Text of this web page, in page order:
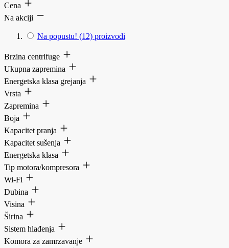
Cena
Na akciji
Na popustu! (12) proizvodi
Brzina centrifuge
Ukupna zapremina
Energetska klasa grejanja
Vrsta
Zapremina
Boja
Kapacitet pranja
Kapacitet sušenja
Energetska klasa
Tip motora/kompresora
Wi-Fi
Dubina
Visina
Širina
Sistem hlađenja
Komora za zamrzavanje